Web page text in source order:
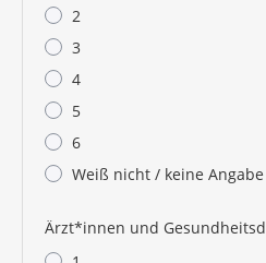
2
3
4
5
6
Weiß nicht / keine Angabe
Ärzt*innen und